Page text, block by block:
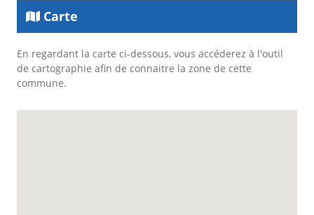
Carte
En regardant la carte ci-dessous, vous accéderez à l'outil
de cartographie afin de connaitre la zone de cette
commune.